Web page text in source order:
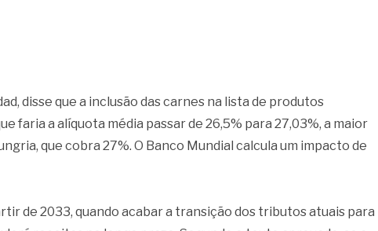
disse que a inclusão das carnes na lista de produtos
faria a alíquota média passar de 26,5% para 27,03%, a maior
que cobra 27%. O Banco Mundial calcula um impacto de
de 2033, quando acabar a transição dos tributos atuais para